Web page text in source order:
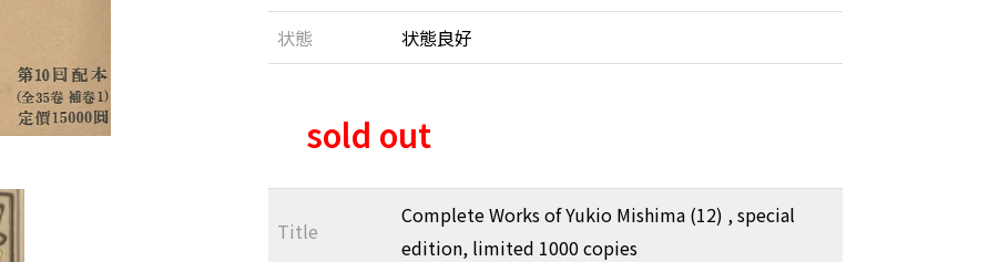
状態
状態良好
sold out
Title
Complete Works of Yukio Mishima (12) , special
edition, limited 1000 copies